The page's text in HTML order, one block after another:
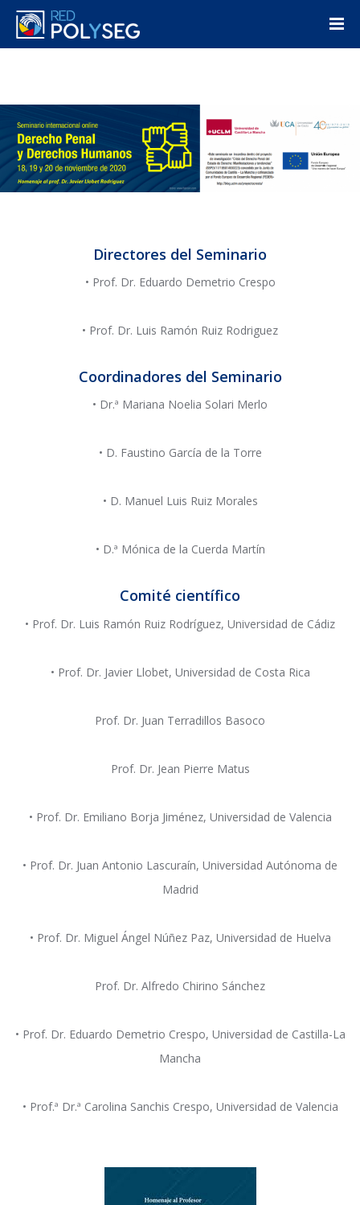
Directores del Seminario
• Prof. Dr. Eduardo Demetrio Crespo
• Prof. Dr. Luis Ramón Ruiz Rodriguez
Coordinadores del Seminario
• Dr.ª Mariana Noelia Solari Merlo
• D. Faustino García de la Torre
• D. Manuel Luis Ruiz Morales
• D.ª Mónica de la Cuerda Martín
Comité científico
• Prof. Dr. Luis Ramón Ruiz Rodríguez, Universidad de Cádiz
• Prof. Dr. Javier Llobet, Universidad de Costa Rica
Prof. Dr. Juan Terradillos Basoco
Prof. Dr. Jean Pierre Matus
• Prof. Dr. Emiliano Borja Jiménez, Universidad de Valencia
• Prof. Dr. Juan Antonio Lascuraín, Universidad Autónoma de
Madrid
• Prof. Dr. Miguel Ángel Núñez Paz, Universidad de Huelva
Prof. Dr. Alfredo Chirino Sánchez
• Prof. Dr. Eduardo Demetrio Crespo, Universidad de Castilla-La
Mancha
• Prof.ª Dr.ª Carolina Sanchis Crespo, Universidad de Valencia